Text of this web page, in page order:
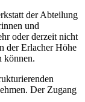
der Abteilung
und
oder derzeit nicht
der Erlacher Höhe
können.
Der Zugang